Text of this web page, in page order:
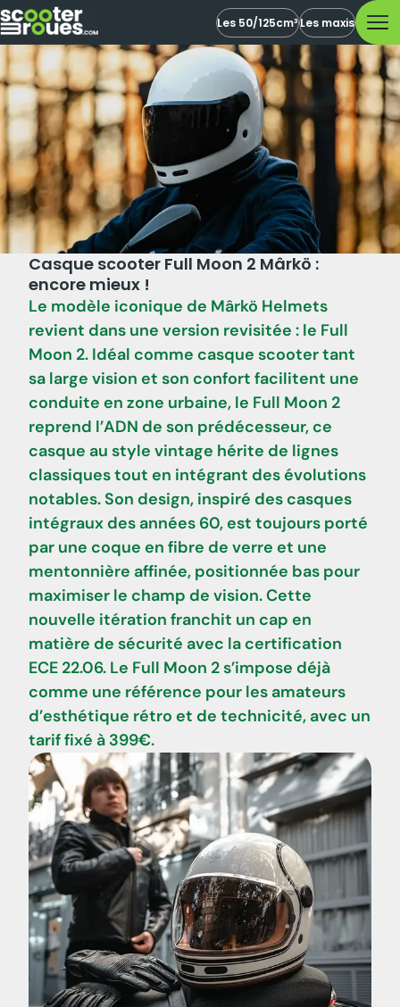
Les 50/125cm³Les maxis
Casque scooter Full Moon 2 Mârkö :
encore mieux !
Le modèle iconique de Mârkö Helmets
revient dans une version revisitée : le Full
Moon 2. Idéal comme casque scooter tant
sa large vision et son confort facilitent une
conduite en zone urbaine, le Full Moon 2
reprend l’ADN de son prédécesseur, ce
casque au style vintage hérite de lignes
classiques tout en intégrant des évolutions
notables. Son design, inspiré des casques
intégraux des années 60, est toujours porté
par une coque en fibre de verre et une
mentonnière affinée, positionnée bas pour
maximiser le champ de vision. Cette
nouvelle itération franchit un cap en
matière de sécurité avec la certification
ECE 22.06. Le Full Moon 2 s’impose déjà
comme une référence pour les amateurs
d’esthétique rétro et de technicité, avec un
tarif fixé à 399€.